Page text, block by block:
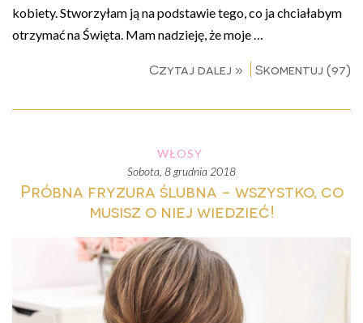
kobiety. Stworzyłam ją na podstawie tego, co ja chciałabym
otrzymać na Święta. Mam nadzieję, że moje …
Czytaj dalej » Skomentuj (97)
WŁOSY
sobota, 8 grudnia 2018
Próbna fryzura ślubna - wszystko, co
musisz o niej wiedzieć!